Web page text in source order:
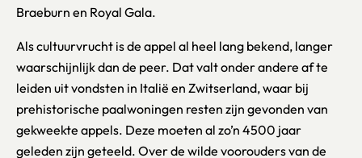
Braeburn en Royal Gala.
Als cultuurvrucht is de appel al heel lang bekend, langer
waarschijnlijk dan de peer. Dat valt onder andere af te
leiden uit vondsten in Italië en Zwitserland, waar bij
prehistorische paalwoningen resten zijn gevonden van
gekweekte appels. Deze moeten al zo’n 4500 jaar
geleden zijn geteeld. Over de wilde voorouders van de